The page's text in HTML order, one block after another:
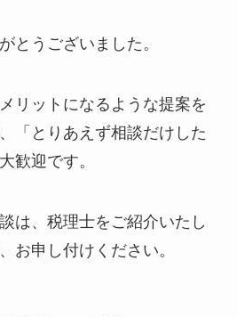
とうございました。
リットになるような提案を
「とりあえず相談だけした
歓迎です。
は、税理士をご紹介いたし
お申し付けください。